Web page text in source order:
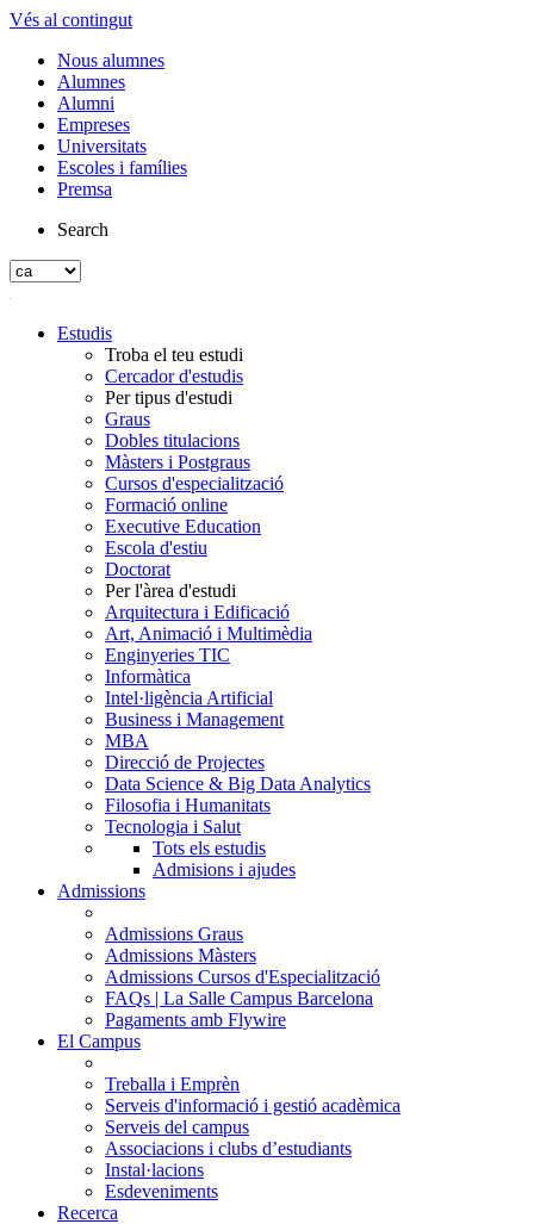
Vés al contingut
Nous alumnes
Alumnes
Alumni
Empreses
Universitats
Escoles i famílies
Premsa
Search
Estudis
Troba el teu estudi
Cercador d'estudis
Per tipus d'estudi
Graus
Dobles titulacions
Màsters i Postgraus
Cursos d'especialització
Formació online
Executive Education
Escola d'estiu
Doctorat
Per l'àrea d'estudi
Arquitectura i Edificació
Art, Animació i Multimèdia
Enginyeries TIC
Informàtica
Intel·ligència Artificial
Business i Management
MBA
Direcció de Projectes
Data Science & Big Data Analytics
Filosofia i Humanitats
Tecnologia i Salut
Tots els estudis
Admisions i ajudes
Admissions
Admissions Graus
Admissions Màsters
Admissions Cursos d'Especialització
FAQs | La Salle Campus Barcelona
Pagaments amb Flywire
El Campus
Treballa i Emprèn
Serveis d'informació i gestió acadèmica
Serveis del campus
Associacions i clubs d’estudiants
Instal·lacions
Esdeveniments
Recerca